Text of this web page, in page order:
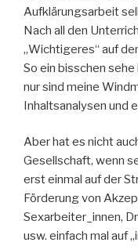
Aufklärungsarbeit
Nach all den
„Wichtigeres“ auf
So ein bisschen
nur sind meine
Inhaltsanalysen und
Aber hat es nicht
Gesellschaft, wenn
erst einmal auf der
Förderung von
Sexarbeiter_innen,
usw. einfach mal auf